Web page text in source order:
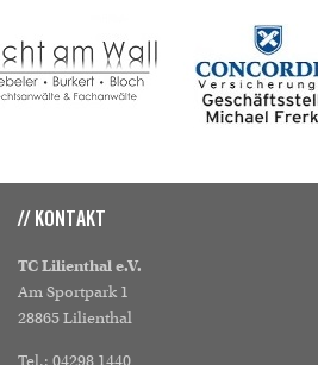
// KONTAKT
TC Lilienthal e.V.
Am Sportpark 1
28865 Lilienthal